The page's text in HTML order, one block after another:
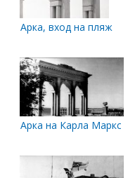
Арка, вход на пляж
Арка на Карла Маркса